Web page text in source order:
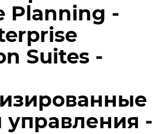
Planning -
Suites -
управления -